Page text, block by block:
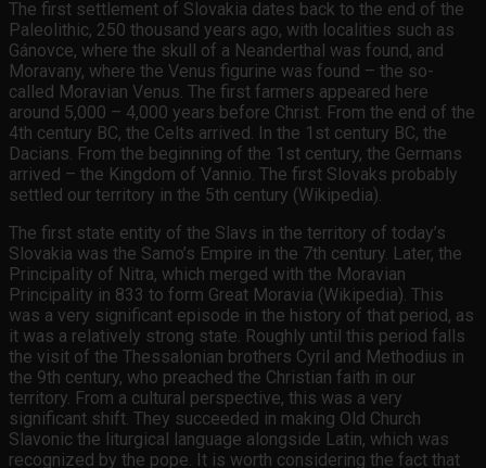
The first settlement of Slovakia dates back to the end of the
Paleolithic, 250 thousand years ago, with localities such as
Gánovce, where the skull of a Neanderthal was found, and
Moravany, where the Venus figurine was found – the so-
called Moravian Venus. The first farmers appeared here
around 5,000 – 4,000 years before Christ. From the end of the
4th century BC, the Celts arrived. In the 1st century BC, the
Dacians. From the beginning of the 1st century, the Germans
arrived – the Kingdom of Vannio. The first Slovaks probably
settled our territory in the 5th century (Wikipedia).
The first state entity of the Slavs in the territory of today’s
Slovakia was the Samo’s Empire in the 7th century. Later, the
Principality of Nitra, which merged with the Moravian
Principality in 833 to form Great Moravia (Wikipedia). This
was a very significant episode in the history of that period, as
it was a relatively strong state. Roughly until this period falls
the visit of the Thessalonian brothers Cyril and Methodius in
the 9th century, who preached the Christian faith in our
territory. From a cultural perspective, this was a very
significant shift. They succeeded in making Old Church
Slavonic the liturgical language alongside Latin, which was
recognized by the pope. It is worth considering the fact that